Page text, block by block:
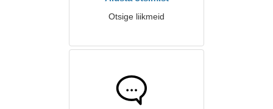
Otsige liikmeid